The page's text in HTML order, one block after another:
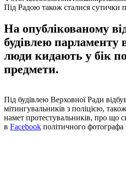
Під Радою також сталися сутички
На опублікованому
будівлею парламенту
люди кидають у бік
предмети.
Під будівлею Верховної Ради
мітингувальників з поліцією,
намет протестувальників, про що
в Facebook політичного